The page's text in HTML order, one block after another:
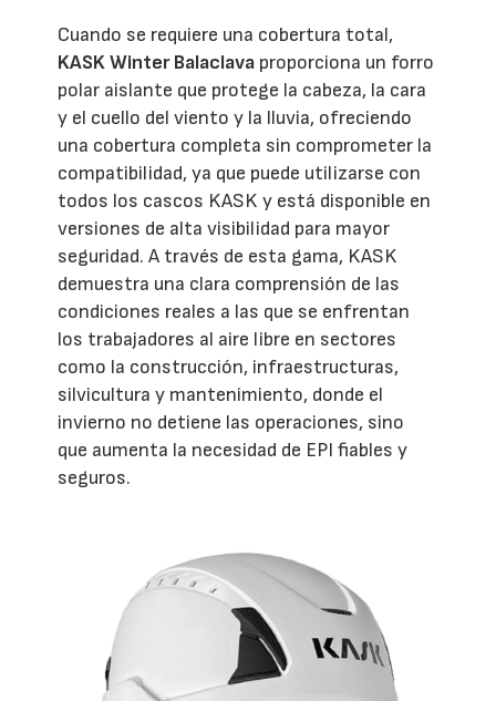
Cuando se requiere una cobertura total,
KASK Winter Balaclava proporciona un forro
polar aislante que protege la cabeza, la cara
y el cuello del viento y la lluvia, ofreciendo
una cobertura completa sin comprometer la
compatibilidad, ya que puede utilizarse con
todos los cascos KASK y está disponible en
versiones de alta visibilidad para mayor
seguridad. A través de esta gama, KASK
demuestra una clara comprensión de las
condiciones reales a las que se enfrentan
los trabajadores al aire libre en sectores
como la construcción, infraestructuras,
silvicultura y mantenimiento, donde el
invierno no detiene las operaciones, sino
que aumenta la necesidad de EPI fiables y
seguros.